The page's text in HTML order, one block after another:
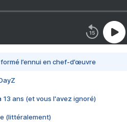
l’ennui en chef-d’œuvre
13 ans (et vous l'avez ignoré)
(littéralement)